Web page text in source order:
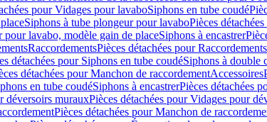
pour Vidages pour lavaboSiphons en tube coudé
Siphons à tube plongeur pour lavaboPièces
pour lavabo, modèle gain de placeSiphons à encastrer
RaccordementsPièces détachées pour Raccordements
détachées pour Siphons en tube coudéSiphons à double
détachées pour Manchon de raccordementAccessoires
en tube coudéSiphons à encastrerPièces détachées
déversoirs murauxPièces détachées pour Vidages pour
Pièces détachées pour Manchon de